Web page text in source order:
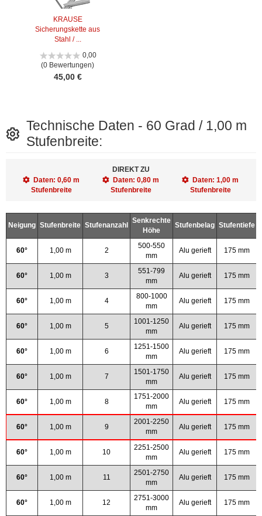
KRAUSE
Sicherungskette aus
Stahl / ...
0,00
(0 Bewertungen)
45,00 €
Technische Daten - 60 Grad / 1,00 m
Stufenbreite:
DIREKT ZU
Daten: 0,60 m
Stufenbreite
Daten: 0,80 m
Stufenbreite
Daten: 1,00 m
Stufenbreite
Neigung Stufenbreite Stufenanzahl
Senkrechte
Höhe
Stufenbelag Stufentiefe
60° 1,00 m 2
500-550
mm
Alu gerieft 175 mm
60° 1,00 m 3
551-799
mm
Alu gerieft 175 mm
60° 1,00 m 4
800-1000
mm
Alu gerieft 175 mm
60° 1,00 m 5
1001-1250
mm
Alu gerieft 175 mm
60° 1,00 m 6
1251-1500
mm
Alu gerieft 175 mm
60° 1,00 m 7
1501-1750
mm
Alu gerieft 175 mm
60° 1,00 m 8
1751-2000
mm
Alu gerieft 175 mm
60° 1,00 m 9
2001-2250
mm
Alu gerieft 175 mm
60° 1,00 m 10
2251-2500
mm
Alu gerieft 175 mm
60° 1,00 m 11
2501-2750
mm
Alu gerieft 175 mm
60° 1,00 m 12
2751-3000
mm
Alu gerieft 175 mm